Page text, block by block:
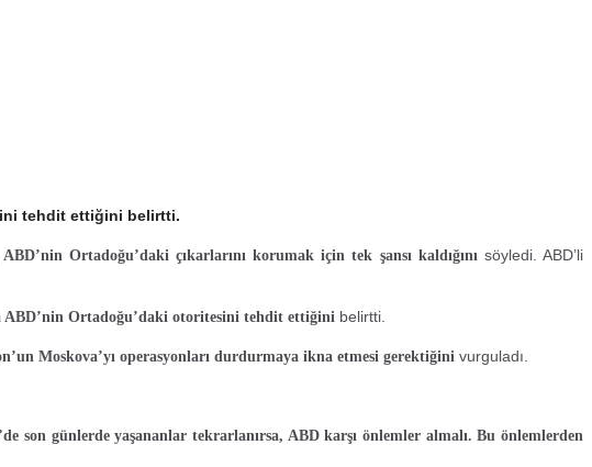
tehdit ettiğini belirtti.
ABD’nin Ortadoğu’daki çıkarlarını korumak için tek şansı kaldığını söyledi. ABD’li
ABD’nin Ortadoğu’daki otoritesini tehdit ettiğini belirtti.
Moskova’yı operasyonları durdurmaya ikna etmesi gerektiğini vurguladı.
son günlerde yaşananlar tekrarlanırsa, ABD karşı önlemler almalı. Bu önlemlerden